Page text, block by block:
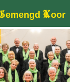
emengd Koor